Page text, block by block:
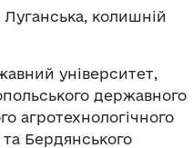
колишній
університет,
державного
агротехнологічного
Бердянського